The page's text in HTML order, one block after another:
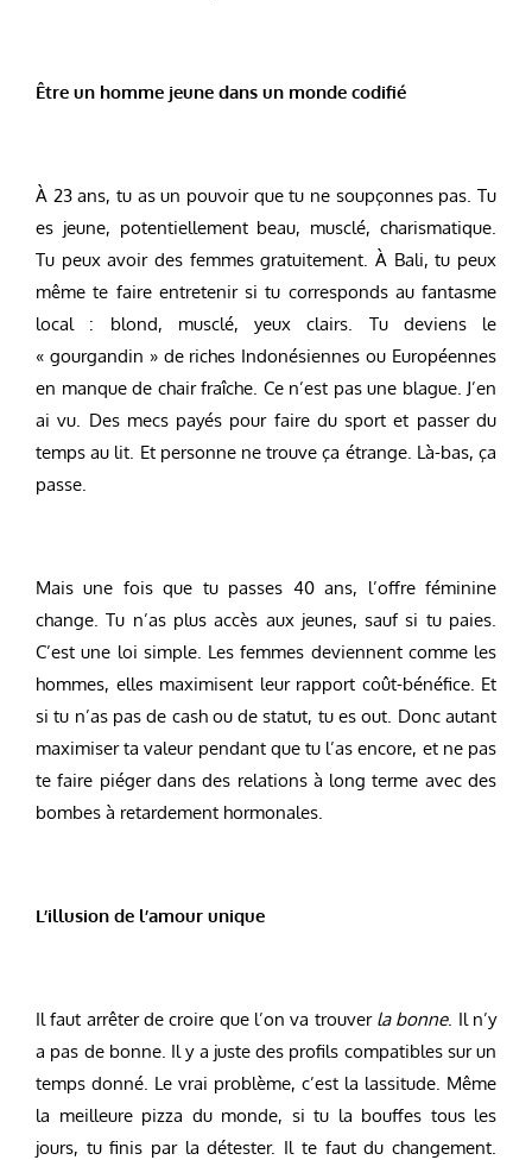
Être un homme jeune dans un monde codifié
À 23 ans, tu as un pouvoir que tu ne soupçonnes pas. Tu
es jeune, potentiellement beau, musclé, charismatique.
Tu peux avoir des femmes gratuitement. À Bali, tu peux
même te faire entretenir si tu corresponds au fantasme
local : blond, musclé, yeux clairs. Tu deviens le
« gourgandin » de riches Indonésiennes ou Européennes
en manque de chair fraîche. Ce n’est pas une blague. J’en
ai vu. Des mecs payés pour faire du sport et passer du
temps au lit. Et personne ne trouve ça étrange. Là-bas, ça
passe.
Mais une fois que tu passes 40 ans, l’offre féminine
change. Tu n’as plus accès aux jeunes, sauf si tu paies.
C’est une loi simple. Les femmes deviennent comme les
hommes, elles maximisent leur rapport coût-bénéfice. Et
si tu n’as pas de cash ou de statut, tu es out. Donc autant
maximiser ta valeur pendant que tu l’as encore, et ne pas
te faire piéger dans des relations à long terme avec des
bombes à retardement hormonales.
L’illusion de l’amour unique
Il faut arrêter de croire que l’on va trouver la bonne. Il n’y
a pas de bonne. Il y a juste des profils compatibles sur un
temps donné. Le vrai problème, c’est la lassitude. Même
la meilleure pizza du monde, si tu la bouffes tous les
jours, tu finis par la détester. Il te faut du changement.